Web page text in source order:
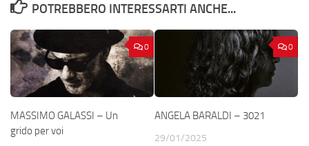
POTREBBERO INTERESSARTI ANCHE...
0
MASSIMO GALASSI – Un
grido per voi
0
ANGELA BARALDI – 3021
29/01/2025